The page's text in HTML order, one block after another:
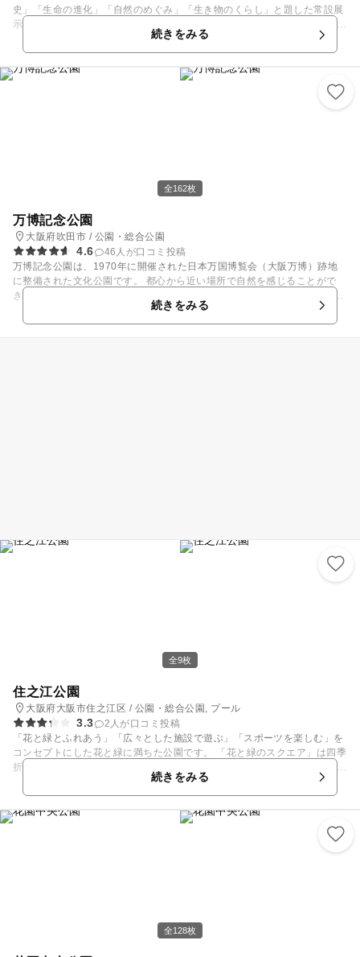
史」「生命の進化」「自然のめぐみ」「生き物のくらし」と題した常設展
示がある博物館です。 大阪の自然や生物の進化、地球の生命の歴史などを
きる展示が館内にあるほか、 玄関前ポーチにあるクジラ３体の骨格標本や
ナウマンゾウの復元模型の巨大展示物は圧巻です。 また、さまざまな特別
展の他、観察会・講演会・実習・ワークショップなどの行事が頻繁に開催
続きをみる
全162枚
万博記念公園
大阪府吹田市 / 公園・総合公園
4.6
46人が口コミ投稿
万博記念公園は、1970年に開催された日本万国博覧会（大阪万博）跡地
に整備された文化公園です。 都心から近い場所で自然を感じることがで
き、約260haの広大な敷地では四季折々の花々を楽しめるほか、様々なイ
ベントが開催されています。 公園内には万博遺産が残っており、大阪万博
の記念館である「EXPO'70パビリオン」では、当時の資料や展示品などを
続きをみる
全9枚
住之江公園
大阪府大阪市住之江区 / 公園・総合公園, プール
3.3
2人が口コミ投稿
「花と緑とふれあう」「広々とした施設で遊ぶ」「スポーツを楽しむ」を
コンセプトにした花と緑に満ちた公園です。 「花と緑のスクエア」は四季
折々の草花が織りなす花模様を観賞できるリフレッシュゾーン。 その他
に、「テニスコート」、「野球場」、「球技広場」、「屋外プール」など
があり、色々なスポーツを楽しめます。 少年サッカー、運動会などで利用
できる「児童広場」、砂場や遊具、すべり台などの施設がある「児童遊技
場」などは子供たちに大人気です。
続きをみる
全128枚